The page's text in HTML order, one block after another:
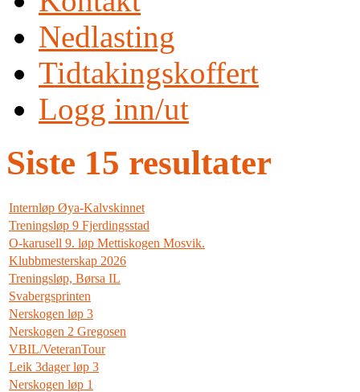
Nedlasting
Tidtakingskoffert
Logg inn/ut
Siste 15 resultater
Internløp Øya-Kalvskinnet
Treningsløp 9 Fjerdingsstad
O-karusell 9. løp Mettiskogen Mosvik.
Klubbmesterskap 2026
Treningsløp, Børsa IL
Svabergsprinten
Nerskogen løp 3
Nerskogen 2 Gregosen
VBIL/VeteranTour
Leik 3dager løp 3
Nerskogen løp 1